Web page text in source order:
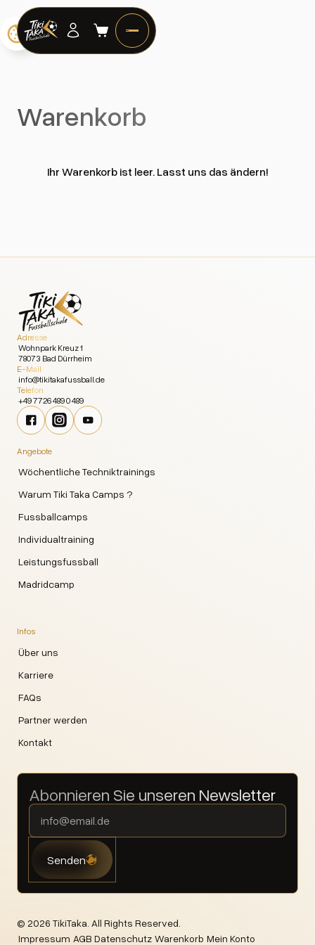
Warenkorb
Ihr Warenkorb ist leer. Lasst uns das ändern!
Adresse
Wohnpark Kreuz 1
78073 Bad Dürrheim
E-Mail
info@tikitakafussball.de
Telefon
+49 7726 489 0 489
Angebote
Wöchentliche Techniktrainings
Warum Tiki Taka Camps ?
Fussballcamps
Individualtraining
Leistungsfussball
Madridcamp
Infos
Über uns
Karriere
FAQs
Partner werden
Kontakt
Abonnieren Sie unseren Newsletter
© 2026 TikiTaka. All Rights Reserved.
Impressum AGB Datenschutz Warenkorb Mein Konto